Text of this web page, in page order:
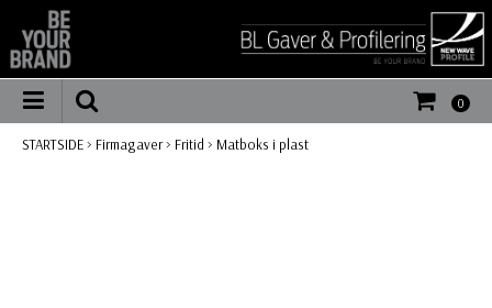
0
STARTSIDE> Firmagaver> Fritid > Matboks i plast